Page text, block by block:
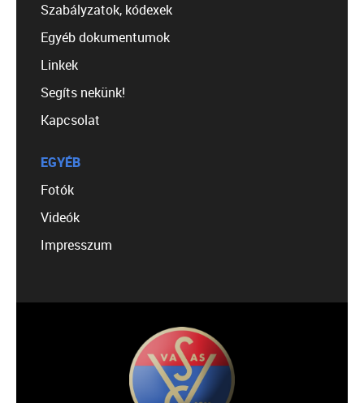
Szabályzatok, kódexek
Egyéb dokumentumok
Linkek
Segíts nekünk!
Kapcsolat
EGYÉB
Fotók
Videók
Impresszum